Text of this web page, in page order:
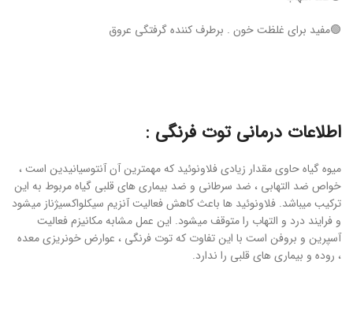
🟢مفید برای غلظت خون . برطرف کننده گرفتگی عروق
اطلاعات درمانی توت فرنگی :
میوه گیاه حاوی مقدار زیادی فلاونوئید که مهمترین آن آنتوسیانیدین است ،
خواص ضد التهابی ، ضد سرطانی و ضد بیماری های قلبی گیاه مربوط به این
ترکیب میباشد. فلاونوئید ها باعث کاهش فعالیت آنزیم سیکلواکسیژناز میشود
و فرایند درد و التهاب را متوقف میشود. این عمل مشابه مکانیزم فعالیت
آسپرین و بروفن است با این تفاوت که توت فرنگی ، عوارض خونریزی معده
، روده و بیماری های قلبی را ندارد.